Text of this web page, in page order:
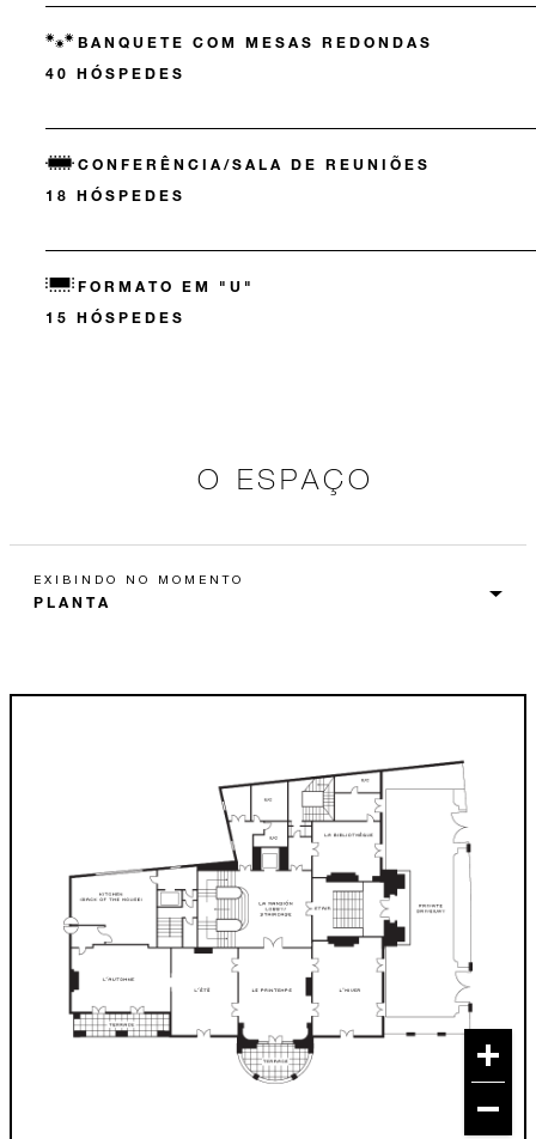
BANQUETE COM MESAS REDONDAS
40 HÓSPEDES
CONFERÊNCIA/SALA DE REUNIÕES
18 HÓSPEDES
FORMATO EM "U"
15 HÓSPEDES
O ESPAÇO
EXIBINDO NO MOMENTO